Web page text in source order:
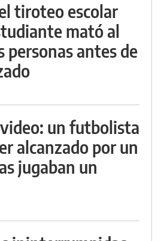
tiroteo escolar
mató al
personas antes de
un futbolista
alcanzado por un
jugaban un